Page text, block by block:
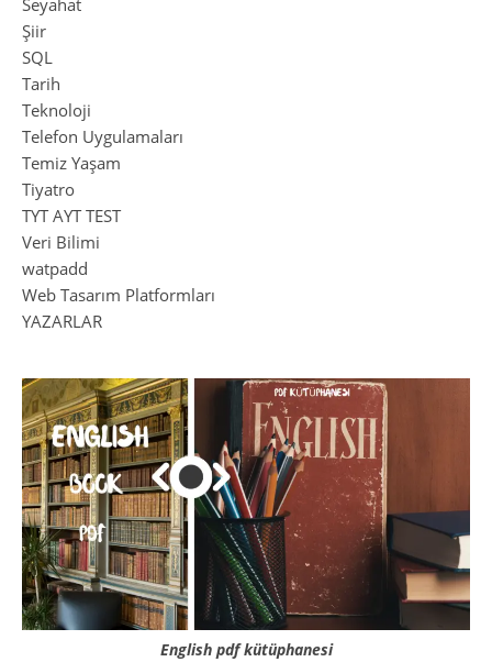
Seyahat
Şiir
SQL
Tarih
Teknoloji
Telefon Uygulamaları
Temiz Yaşam
Tiyatro
TYT AYT TEST
Veri Bilimi
watpadd
Web Tasarım Platformları
YAZARLAR
English pdf kütüphanesi